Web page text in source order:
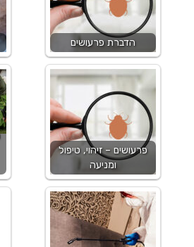
הדברת פרעושים
פרעושים – זיהוי, טיפול
ומניעה